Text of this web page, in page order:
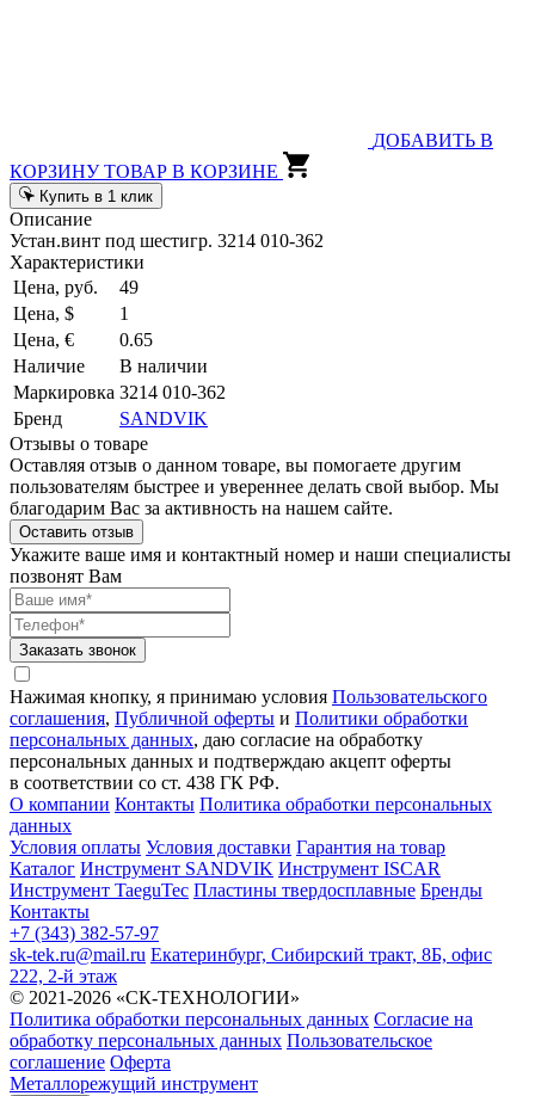
ДОБАВИТЬ В
КОРЗИНУ ТОВАР В КОРЗИНЕ
Купить в 1 клик
Описание
Устан.винт под шестигр. 3214 010-362
Характеристики
Цена, руб.
49
Цена, $
1
Цена, €
0.65
Наличие
В наличии
Маркировка 3214 010-362
Бренд
SANDVIK
Отзывы о товаре
Оставляя отзыв о данном товаре, вы помогаете другим
пользователям быстрее и увереннее делать свой выбор. Мы
благодарим Вас за активность на нашем сайте.
Оставить отзыв
Укажите ваше имя и контактный номер и наши специалисты
позвонят Вам
Заказать звонок
Нажимая кнопку, я принимаю условия Пользовательского
соглашения, Публичной оферты и Политики обработки
персональных данных, даю согласие на обработку
персональных данных и подтверждаю акцепт оферты
в соответствии со ст. 438 ГК РФ.
О компании Контакты Политика обработки персональных
данных
Условия оплаты Условия доставки Гарантия на товар
Каталог Инструмент SANDVIK Инструмент ISCAR
Инструмент TaeguTec Пластины твердосплавные Бренды
Контакты
+7 (343) 382-57-97
sk-tek.ru@mail.ru Екатеринбург, Сибирский тракт, 8Б, офис
222, 2-й этаж
© 2021-2026 «СК-ТЕХНОЛОГИИ»
Политика обработки персональных данных Согласие на
обработку персональных данных Пользовательское
соглашение Оферта
Металлорежущий инструмент